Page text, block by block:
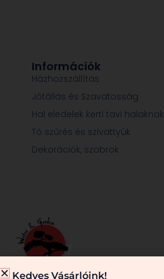
Információk
Házhozszállítás
Jótállás és Szavatosság
Hal eledelek kerti tavi halaknak
Tó szűrés és szivattyúk
Dekorációk, szobrok
Kedves Vásárlóink!